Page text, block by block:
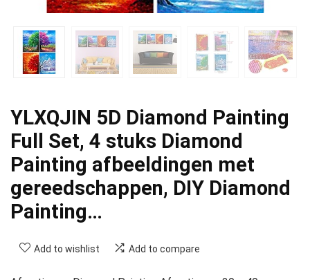
YLXQJIN 5D Diamond Painting
Full Set, 4 stuks Diamond
Painting afbeeldingen met
gereedschappen, DIY Diamond
Painting…
Add to wishlist Add to compare